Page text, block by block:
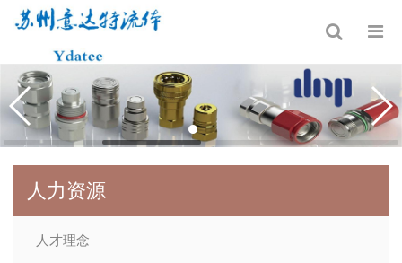
人力资源
人才理念